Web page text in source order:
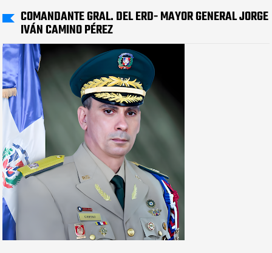
COMANDANTE GRAL. DEL ERD- MAYOR GENERAL JORGE
IVÁN CAMINO PÉREZ